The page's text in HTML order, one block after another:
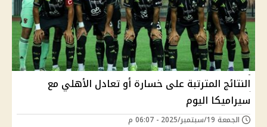
النتائج المترتبة على خسارة أو تعادل الأهلي مع
سيراميكا اليوم
الجمعة 19/سبتمبر/2025 - 06:07 م